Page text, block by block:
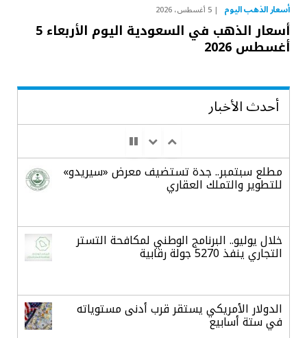
أسعار الذهب اليوم 5 أغسطس، 2026
أسعار الذهب في السعودية اليوم الأربعاء 5
أغسطس 2026
أحدث الأخبار
مطلع سبتمبر.. جدة تستضيف معرض «سيريدو»
للتطوير والتملك العقاري
خلال يوليو.. البرنامج الوطني لمكافحة التستر
التجاري ينفذ 5270 جولة رقابية
الدولار الأمريكي يستقر قرب أدنى مستوياته
في ستة أسابيع